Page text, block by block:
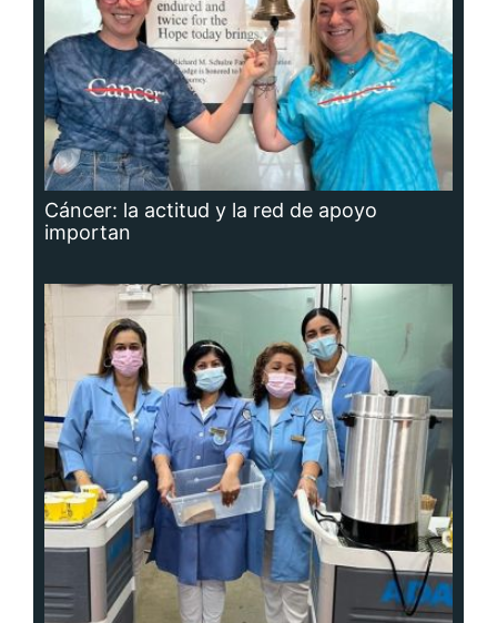
Cáncer: la actitud y la red de apoyo
importan